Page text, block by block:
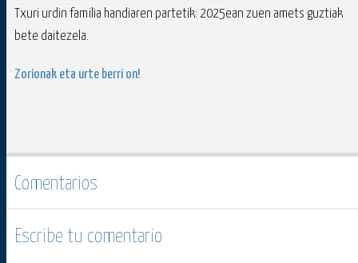
Txuri urdin familia handiaren partetik: 2025ean zuen amets guztiak
bete daitezela.
Zorionak eta urte berri on!
Comentarios
Escribe tu comentario